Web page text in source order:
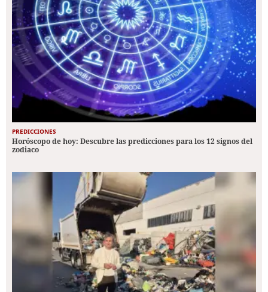
PREDICCIONES
Horóscopo de hoy: Descubre las predicciones para los 12 signos del
zodiaco